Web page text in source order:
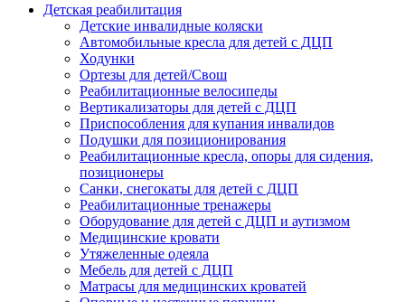
Детская реабилитация
Детские инвалидные коляски
Автомобильные кресла для детей с ДЦП
Ходунки
Ортезы для детей/Свош
Реабилитационные велосипеды
Вертикализаторы для детей с ДЦП
Приспособления для купания инвалидов
Подушки для позиционирования
Реабилитационные кресла, опоры для сидения,
позиционеры
Санки, снегокаты для детей с ДЦП
Реабилитационные тренажеры
Оборудование для детей с ДЦП и аутизмом
Медицинские кровати
Утяжеленные одеяла
Мебель для детей с ДЦП
Матрасы для медицинских кроватей